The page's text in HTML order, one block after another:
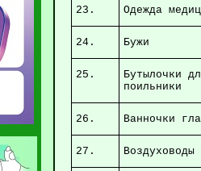
23.
24.
25.
Бутылочки
26.
27.